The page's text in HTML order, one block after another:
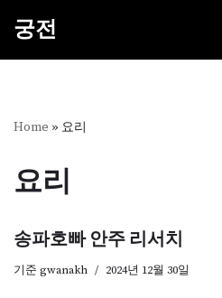
건
뛰
기
궁전
Home » 요리
요리
송파호빠 안주 리서치
기준 gwanakh 2024년 12월 30일